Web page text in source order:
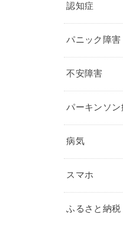
認知症
パニック障害
不安障害
パーキンソン
病気
スマホ
ふるさと納税